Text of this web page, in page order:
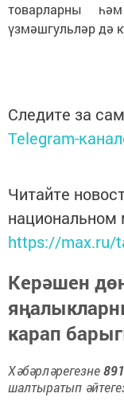
товарларны
үзмәшгульләр дә
Следите за
Telegram-
Читайте
https://max.ru/
Керәшен
карап
Хәбәрләрегезне
шалтыратып